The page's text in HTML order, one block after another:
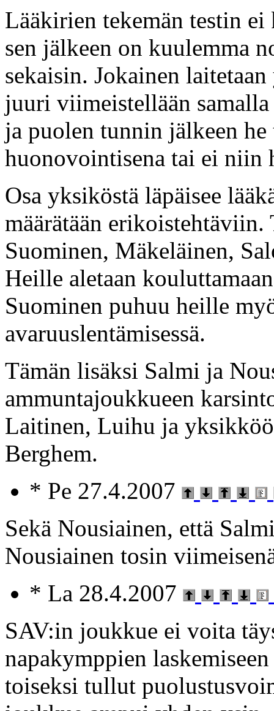
Lääkirien tekemän testin
sen jälkeen on kuulemma
sekaisin. Jokainen
juuri viimeistellään
ja puolen tunnin jälkeen
huonovointisena tai ei niin
Osa yksiköstä läpäisee
määrätään
Suominen, Mäkeläinen,
Heille aletaan
Suominen puhuu heille
avaruuslentämisessä.
Tämän lisäksi Salmi ja
ammuntajoukkueen
Laitinen, Luihu ja
Berghem.
* Pe 27.4.2007
Sekä Nousiainen, että
Nousiainen tosin
* La 28.4.2007
SAV:in joukkue ei voita
napakymppien
toiseksi tullut